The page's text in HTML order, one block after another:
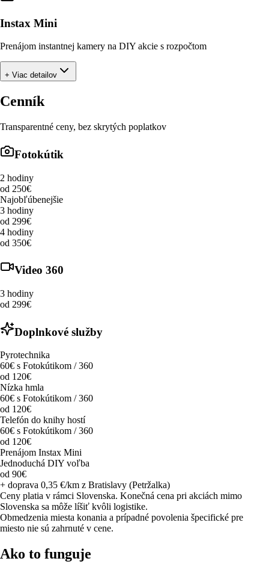
Instax Mini
Prenájom instantnej kamery na DIY akcie s rozpočtom
+ Viac detailov
Cenník
Transparentné ceny, bez skrytých poplatkov
Fotokútik
2 hodiny
od 250€
Najobľúbenejšie
3 hodiny
od 299€
4 hodiny
od 350€
Video 360
3 hodiny
od 299€
Doplnkové služby
Pyrotechnika
60€ s Fotokútikom / 360
od 120€
Nízka hmla
60€ s Fotokútikom / 360
od 120€
Telefón do knihy hostí
60€ s Fotokútikom / 360
od 120€
Prenájom Instax Mini
Jednoduchá DIY voľba
od 90€
+ doprava 0,35 €/km z Bratislavy (Petržalka)
Ceny platia v rámci Slovenska. Konečná cena pri akciách mimo
Slovenska sa môže líšiť kvôli logistike.
Obmedzenia miesta konania a prípadné povolenia špecifické pre
miesto nie sú zahrnuté v cene.
Ako to funguje